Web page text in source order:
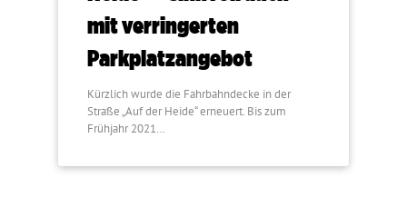
mit verringerten
Parkplatzangebot
Kürzlich wurde die Fahrbahndecke in der
Straße „Auf der Heide“ erneuert. Bis zum
Frühjahr 2021…